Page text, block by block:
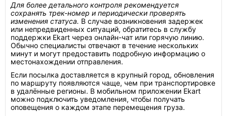
Для более детального контроля рекомендуется
сохранять трек-номер и периодически проверять
изменения статуса. В случае возникновения задержек
или непредвиденных ситуаций, обратитесь в службу
поддержки Ekart через онлайн-чат или горячую линию.
Обычно специалисты отвечают в течение нескольких
минут и могут предоставить подробную информацию о
местонахождении отправления.
Если посылка доставляется в крупный город, обновления
по маршруту появляются чаще, чем при транспортировке
в удалённые регионы. В мобильном приложении Ekart
можно подключить уведомления, чтобы получать
оповещения о каждом этапе перемещения груза.